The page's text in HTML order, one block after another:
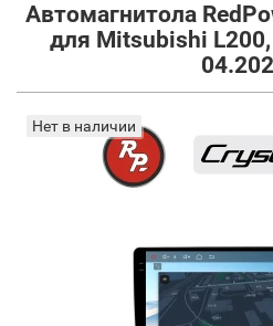
Автомагнитола
для Mitsubishi
Нет в наличии